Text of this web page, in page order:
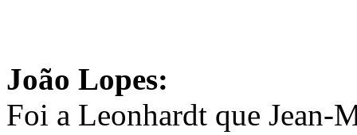
João Lopes:
Foi a Leonhardt que Jean-